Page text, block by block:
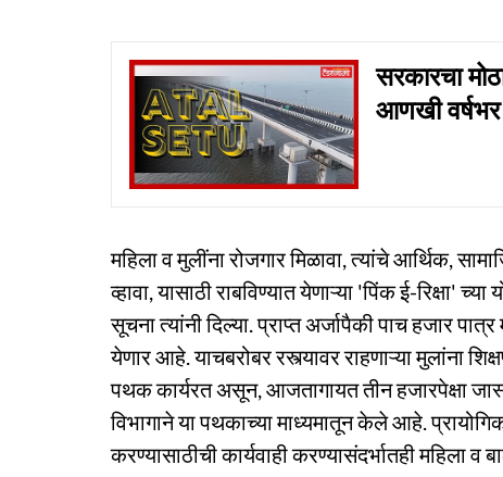
सरकारचा
आणखी
महिला व मुलींना रोजगार मिळावा, त्यांचे आर्थिक,
व्हावा, यासाठी राबविण्यात येणाऱ्या 'पिंक ई-रिक्षा'
सूचना त्यांनी दिल्या. प्राप्त अर्जापैकी पाच हजार
येणार आहे. याचबरोबर रस्त्यावर राहणाऱ्या मुलांना
पथक कार्यरत असून, आजतागायत तीन हजारपेक्षा
विभागाने या पथकाच्या माध्यमातून केले आहे.
करण्यासाठीची कार्यवाही करण्यासंदर्भातही महिला